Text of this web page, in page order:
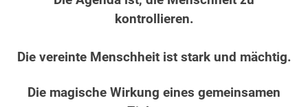
kontrollieren.
Die vereinte Menschheit ist stark und mächtig.
Die magische Wirkung eines gemeinsamen